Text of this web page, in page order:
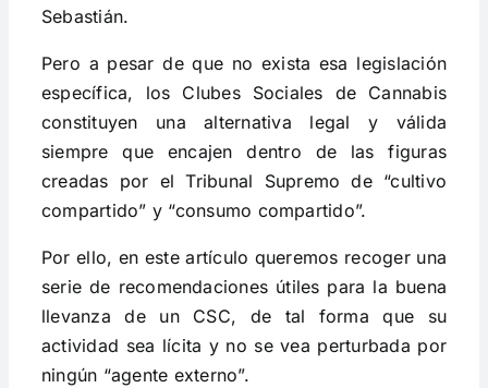
Sebastián.
Pero a pesar de que no exista esa legislación
específica, los Clubes Sociales de Cannabis
constituyen una alternativa legal y válida
siempre que encajen dentro de las figuras
creadas por el Tribunal Supremo de “cultivo
compartido” y “consumo compartido”.
Por ello, en este artículo queremos recoger una
serie de recomendaciones útiles para la buena
llevanza de un CSC, de tal forma que su
actividad sea lícita y no se vea perturbada por
ningún “agente externo”.